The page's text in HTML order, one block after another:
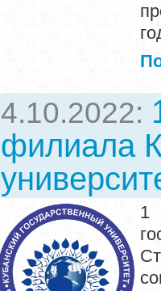
4.10.2022:
филиала
1